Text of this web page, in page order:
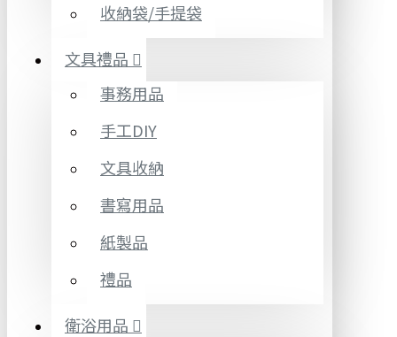
收納袋/手提袋
文具禮品
事務用品
手工DIY
文具收納
書寫用品
紙製品
禮品
衛浴用品